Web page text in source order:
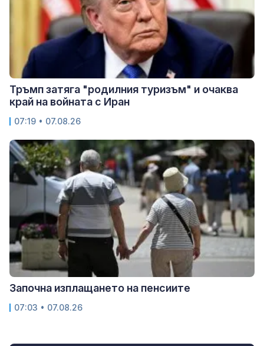
Тръмп затяга "родилния туризъм" и очаква
край на войната с Иран
07:19 • 07.08.26
Започна изплащането на пенсиите
07:03 • 07.08.26